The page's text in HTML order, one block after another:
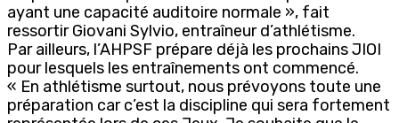
ayant une capacité auditoire normale », fait
ressortir Giovani Sylvio, entraîneur d’athlétisme.
Par ailleurs, l’AHPSF prépare déjà les prochains JIOI
pour lesquels les entraînements ont commencé.
« En athlétisme surtout, nous prévoyons toute une
préparation car c’est la discipline qui sera fortement